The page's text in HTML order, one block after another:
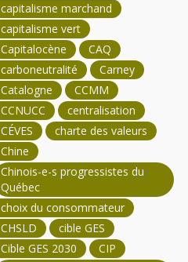
capitalisme marchand
capitalisme vert
Capitalocène
CAQ
carboneutralité
Carney
Catalogne
CCMM
CCNUCC
centralisation
CÉVES
charte des valeurs
Chine
Chinois-e-s progressistes du
Québec
choix du consommateur
CHSLD
cible GES
Cible GES 2030
CIP